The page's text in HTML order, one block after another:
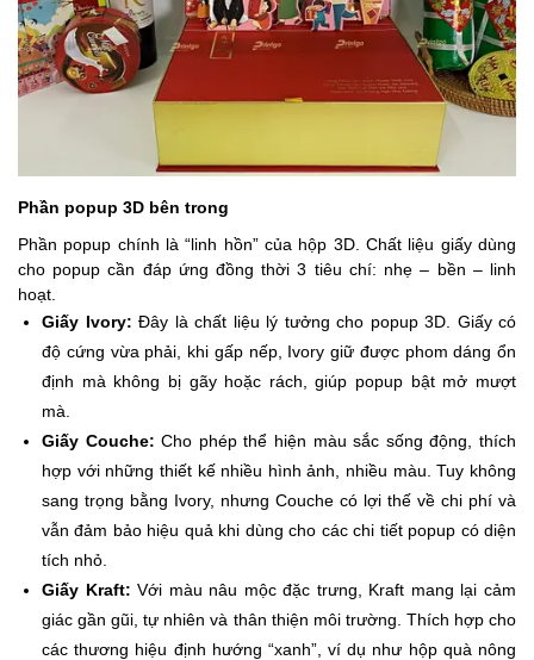
Phần popup 3D bên trong
Phần popup chính là “linh hồn” của hộp 3D. Chất liệu giấy dùng
cho popup cần đáp ứng đồng thời 3 tiêu chí: nhẹ – bền – linh
hoạt.
Giấy Ivory: Đây là chất liệu lý tưởng cho popup 3D. Giấy có
độ cứng vừa phải, khi gấp nếp, Ivory giữ được phom dáng ổn
định mà không bị gãy hoặc rách, giúp popup bật mở mượt
mà.
Giấy Couche:Cho phép thể hiện màu sắc sống động, thích
hợp với những thiết kế nhiều hình ảnh, nhiều màu. Tuy không
sang trọng bằng Ivory, nhưng Couche có lợi thế về chi phí và
vẫn đảm bảo hiệu quả khi dùng cho các chi tiết popup có diện
tích nhỏ.
Giấy Kraft:Với màu nâu mộc đặc trưng, Kraft mang lại cảm
giác gần gũi, tự nhiên và thân thiện môi trường. Thích hợp cho
các thương hiệu định hướng “xanh”, ví dụ như hộp quà nông